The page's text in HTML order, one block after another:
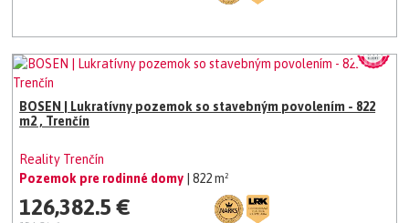
BOSEN | Lukratívny pozemok so stavebným povolením - 822
m2 , Trenčín
Reality Trenčín
Pozemok pre rodinné domy
| 822 m²
126,382.5 €